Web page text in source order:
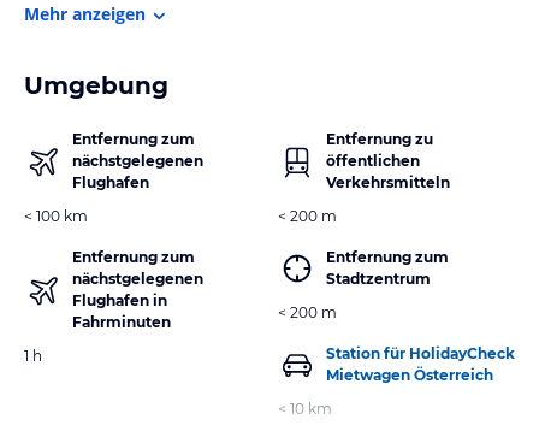
Mehr anzeigen
Umgebung
Entfernung zum
nächstgelegenen
Flughafen
< 100 km
Entfernung zum
nächstgelegenen
Flughafen in
Fahrminuten
1 h
Entfernung zu
öffentlichen
Verkehrsmitteln
< 200 m
Entfernung zum
Stadtzentrum
< 200 m
Station für HolidayCheck
Mietwagen Österreich
< 10 km